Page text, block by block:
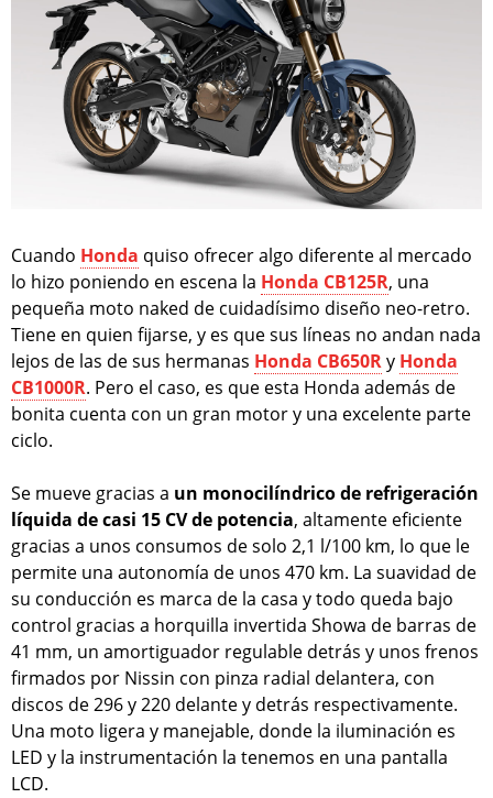
Cuando Honda quiso ofrecer algo diferente al mercado
lo hizo poniendo en escena la Honda CB125R, una
pequeña moto naked de cuidadísimo diseño neo-retro.
Tiene en quien fijarse, y es que sus líneas no andan nada
lejos de las de sus hermanas Honda CB650Ry Honda
CB1000R. Pero el caso, es que esta Honda además de
bonita cuenta con un gran motor y una excelente parte
ciclo.
Se mueve gracias a un monocilíndrico de refrigeración
líquida de casi 15 CV de potencia, altamente eficiente
gracias a unos consumos de solo 2,1 l/100 km, lo que le
permite una autonomía de unos 470 km. La suavidad de
su conducción es marca de la casa y todo queda bajo
control gracias a horquilla invertida Showa de barras de
41 mm, un amortiguador regulable detrás y unos frenos
firmados por Nissin con pinza radial delantera, con
discos de 296 y 220 delante y detrás respectivamente.
Una moto ligera y manejable, donde la iluminación es
LED y la instrumentación la tenemos en una pantalla
LCD.